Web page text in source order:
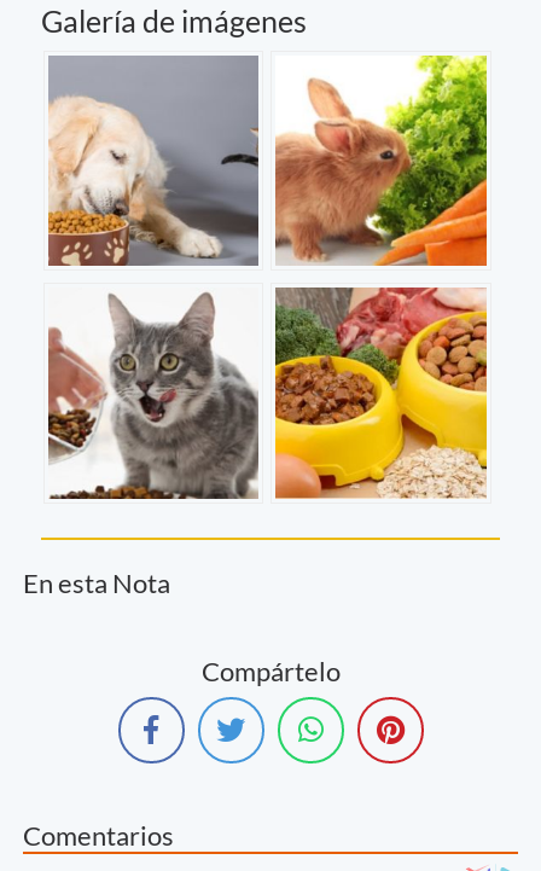
Galería de imágenes
En esta Nota
Compártelo
Comentarios